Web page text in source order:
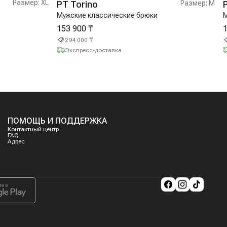
Размер: XL PT Torino
Мужские классические брюки
Размер: M
153 900 ₸
294 000 ₸
Экспресс-доставка
ПОМОЩЬ И ПОДДЕРЖКА
Контактный центр
FAQ
Адрес
в